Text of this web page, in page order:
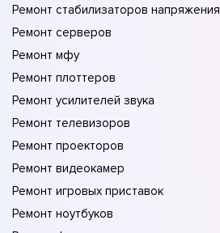
Ремонт стабилизаторов напряжения
Ремонт серверов
Ремонт мфу
Ремонт плоттеров
Ремонт усилителей звука
Ремонт телевизоров
Ремонт проекторов
Ремонт видеокамер
Ремонт игровых приставок
Ремонт ноутбуков